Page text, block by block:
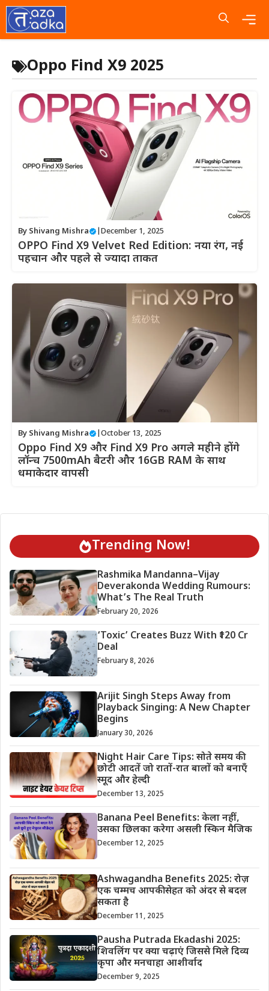
Skip
to
content
Oppo Find X9 2025
By Shivang Mishra December 1, 2025
OPPO Find X9 Velvet Red Edition: नया रंग, नई
पहचान और पहले से ज्यादा ताकत
By Shivang Mishra October 13, 2025
Oppo Find X9 और Find X9 Pro अगले महीने होंगे
लॉन्च 7500mAh बैटरी और 16GB RAM के साथ
धमाकेदार वापसी
Trending Now!
Rashmika Mandanna–Vijay
Deverakonda Wedding Rumours:
What’s The Real Truth
February 20, 2026
‘Toxic’ Creates Buzz With ₹120 Cr
Deal
February 8, 2026
Arijit Singh Steps Away from
Playback Singing: A New Chapter
Begins
January 30, 2026
Night Hair Care Tips: सोते समय की
छोटी आदतें जो रातों-रात बालों को बनाएँ
स्मूद और हेल्दी
December 13, 2025
Banana Peel Benefits: केला नहीं,
उसका छिलका करेगा असली स्किन मैजिक
December 12, 2025
Ashwagandha Benefits 2025: रोज़
एक चम्मच आपकी सेहत को अंदर से बदल
सकता है
December 11, 2025
Pausha Putrada Ekadashi 2025:
शिवलिंग पर क्या चढ़ाएं जिससे मिले दिव्य
कृपा और मनचाहा आशीर्वाद
December 9, 2025